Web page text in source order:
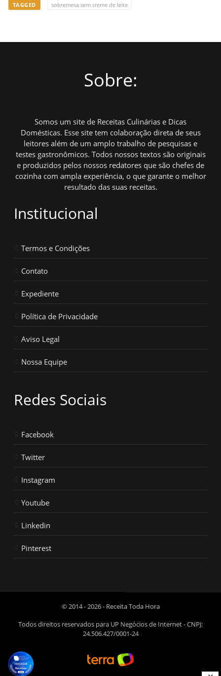
TAGGED sobremesa sem creme de leite
Sobre:
Somos um site de Receitas Culinárias e Dicas
Domésticas. Esse site tem colaboração direta de seus
leitores além de um amplo trabalho de pesquisas e
testes gastronômicos. Todos nossos textos são originais
e produzidos pelos nossos redatores que são chefes de
cozinha com ampla experiência, o que garante o melhor
resultado das suas receitas.
Institucional
Termos e Condições
Contato
Expediente
Política de Privacidade
Aviso Legal
Nossa Equipe
Redes Sociais
Facebook
Twitter
Instagram
Youtube
Linkedin
Pinterest
© 2014 - 2026 - Receita Toda Hora
Todos direitos reservados para UP Negócios de Internet - CNPJ:
24.506.427/0001-24